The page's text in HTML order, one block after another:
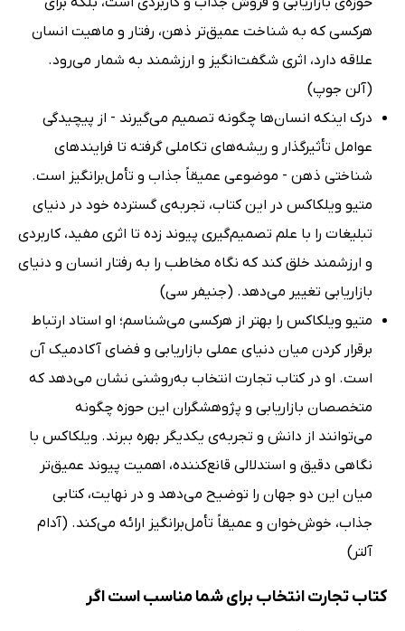
هرکسی که به شناخت عمیق‌تر ذهن، رفتار و ماهیت انسان
علاقه دارد، اثری شگفت‌انگیز و ارزشمند به شمار می‌رود.
(آلن جوپ)
درک اینکه انسان‌ها چگونه تصمیم می‌گیرند - از پیچیدگی
عوامل تأثیرگذار و ریشه‌های تکاملی گرفته تا فرایندهای
شناختی ذهن - موضوعی عمیقاً جذاب و تأمل‌برانگیز است.
متیو ویلکاکس در این کتاب، تجربه‌ی گسترده خود در دنیای
تبلیغات را با علم تصمیم‌گیری پیوند زده تا اثری مفید، کاربردی
و ارزشمند خلق کند که نگاه مخاطب را به رفتار انسان و دنیای
بازاریابی تغییر می‌دهد. (جنیفر سی)
متیو ویلکاکس را بهتر از هرکسی می‌شناسم؛ او استاد ارتباط
برقرار کردن میان دنیای عملی بازاریابی و فضای آکادمیک آن
است. او در کتاب تجارت انتخاب به‌روشنی نشان می‌دهد که
متخصصان بازاریابی و پژوهشگران این حوزه چگونه
می‌توانند از دانش و تجربه‌ی یکدیگر بهره ببرند. ویلکاکس با
نگاهی دقیق و استدلالی قانع‌کننده، اهمیت پیوند عمیق‌تر
میان این دو جهان را توضیح می‌دهد و در نهایت، کتابی
جذاب، خوش‌خوان و عمیقاً تأمل‌برانگیز ارائه می‌کند. (آدام
آلتر)
کتاب تجارت انتخاب برای شما مناسب است اگر